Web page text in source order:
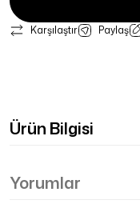
Karşılaştır Paylaş
Ürün Bilgisi
Yorumlar